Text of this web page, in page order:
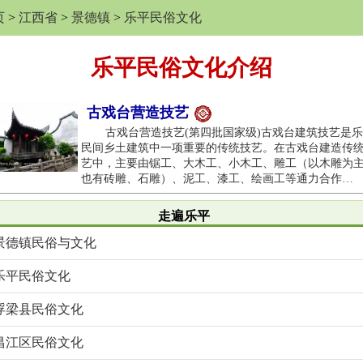
> 江西省 > 景德镇 > 乐平民俗文化
乐平民俗文化介绍
古戏台营造技艺
古戏台营造技艺(第四批国家级)古戏台建筑技艺是
民间乡土建筑中一项重要的传统技艺。在古戏台建造传
艺中，主要由锯工、大木工、小木工、雕工（以木雕为主
也有砖雕、石雕）、泥工、漆工、绘画工等通力合作…
走遍乐平
德镇民俗与文化
平民俗文化
梁县民俗文化
江区民俗文化